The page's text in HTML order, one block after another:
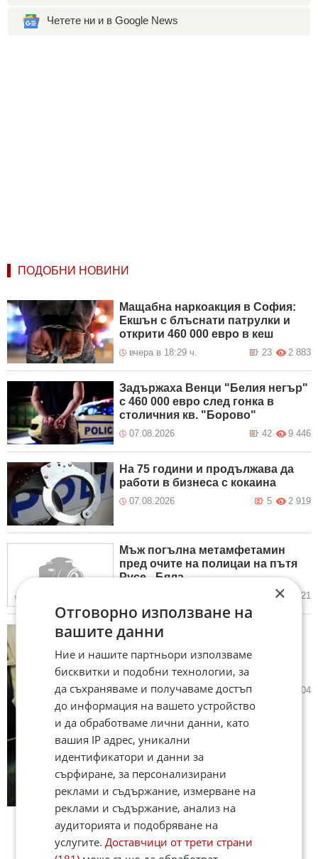
Четете ни и в Google News
ПОДОБНИ НОВИНИ
Мащабна наркоакция в София:
Екшън с блъснати патрулки и
открити 460 000 евро в кеш
вчера в 18:29 ч. 2 883
23
Задържаха Венци "Белия негър"
с 460 000 евро след гонка в
столичния кв. "Борово"
07.08.2026 9 446
42
На 75 години и продължава да
работи в бизнеса с кокаина
07.08.2026 2 919
5
Мъж погълна метамфетамин
пред очите на полицаи на пътя
Русе - Бяла
3 921
Петима задържани при две
престъпления, свързани с
наркотици
31.07.2026 2 504
×
Отговорно използване на
вашите данни
Ние и нашите партньори използваме
бисквитки и подобни технологии, за
да съхраняваме и получаваме достъп
до информация на вашето устройство
и да обработваме лични данни, като
вашия IP адрес, уникални
идентификатори и данни за
сърфиране, за персонализирани
реклами и съдържание, измерване на
реклами и съдържание, анализ на
аудиторията и подобряване на
услугите.Доставчици от трети страни